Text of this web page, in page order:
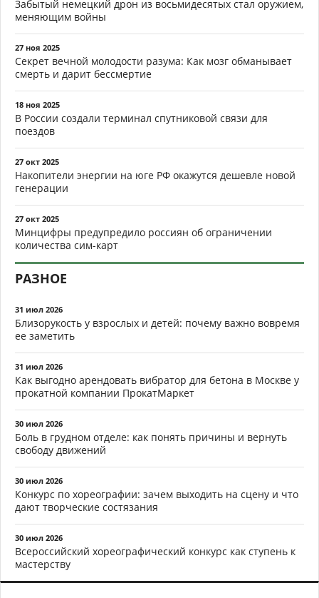
Забытый немецкий дрон из восьмидесятых стал оружием,
меняющим войны
27 ноя 2025
Секрет вечной молодости разума: Как мозг обманывает
смерть и дарит бессмертие
18 ноя 2025
В России создали терминал спутниковой связи для
поездов
27 окт 2025
Накопители энергии на юге РФ окажутся дешевле новой
генерации
27 окт 2025
Минцифры предупредило россиян об ограничении
количества сим-карт
РАЗНОЕ
31 июл 2026
Близорукость у взрослых и детей: почему важно вовремя
ее заметить
31 июл 2026
Как выгодно арендовать вибратор для бетона в Москве у
прокатной компании ПрокатМаркет
30 июл 2026
Боль в грудном отделе: как понять причины и вернуть
свободу движений
30 июл 2026
Конкурс по хореографии: зачем выходить на сцену и что
дают творческие состязания
30 июл 2026
Всероссийский хореографический конкурс как ступень к
мастерству